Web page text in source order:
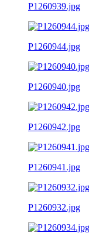
P1260939.jpg
P1260944.jpg
P1260940.jpg
P1260942.jpg
P1260941.jpg
P1260932.jpg